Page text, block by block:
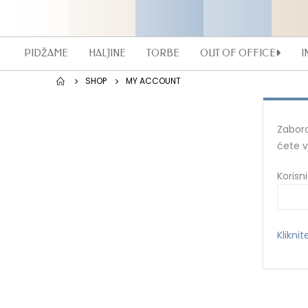
PIDŽAME HALJINE TORBE OUT OF OFFICE
SHOP MY ACCOUNT
ćete